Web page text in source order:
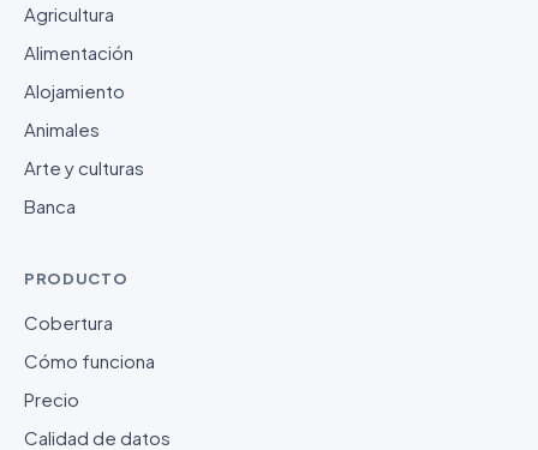
Agricultura
Alimentación
Alojamiento
Animales
Arte y culturas
Banca
PRODUCTO
Cobertura
Cómo funciona
Precio
Calidad de datos